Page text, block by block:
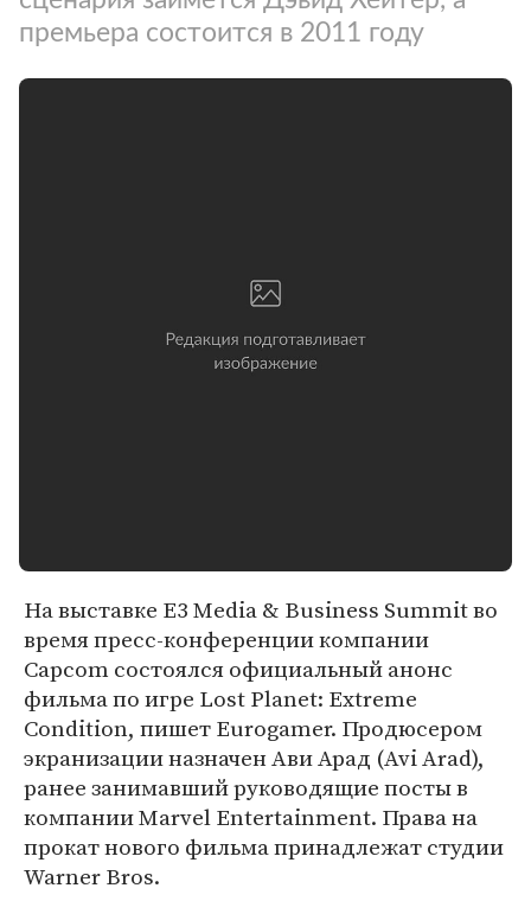
премьера состоится в 2011 году
На выставке E3 Media & Business Summit во
время пресс-конференции компании
Capcom состоялся официальный анонс
фильма по игре Lost Planet: Extreme
Condition, пишет Eurogamer. Продюсером
экранизации назначен Ави Арад (Avi Arad),
ранее занимавший руководящие посты в
компании Marvel Entertainment. Права на
прокат нового фильма принадлежат студии
Warner Bros.